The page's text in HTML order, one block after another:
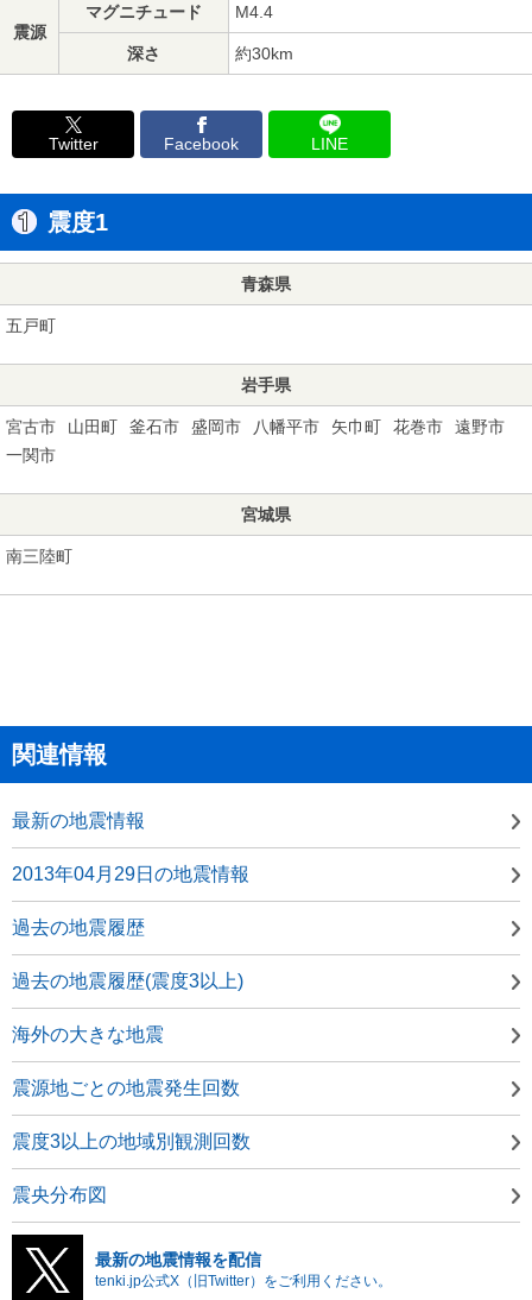
震源
マグニチュード M4.4
深さ 約30km
Twitter Facebook LINE
震度1
青森県
五戸町
岩手県
宮古市 山田町 釜石市 盛岡市 八幡平市 矢巾町 花巻市
遠野市
一関市
宮城県
南三陸町
関連情報
最新の地震情報
2013年04月29日の地震情報
過去の地震履歴
過去の地震履歴(震度3以上)
海外の大きな地震
震源地ごとの地震発生回数
震度3以上の地域別観測回数
震央分布図
最新の地震情報を配信
tenki.jp公式X（旧Twitter）をご利用ください。